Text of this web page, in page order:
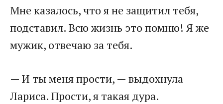
Мне казалось, что я не защитил тебя,
подставил. Всю жизнь это помню! Я же
мужик, отвечаю за тебя.
— И ты меня прости, — выдохнула
Лариса. Прости, я такая дура.